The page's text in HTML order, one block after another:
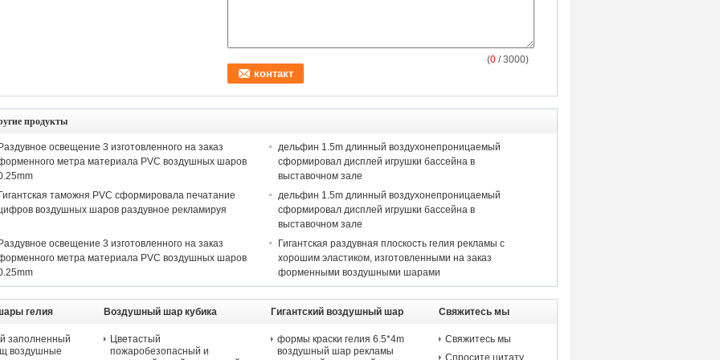
(0 / 3000)
продукты
Раздувное освещение 3 изготовленного на заказ
метра материала PVC воздушных шаров
дельфин 1.5m длинный воздухонепроницаемый
сформировал дисплей игрушки бассейна в
выставочном зале
Гигантская таможня PVC сформировала печатание
воздушных шаров раздувное рекламируя
дельфин 1.5m длинный воздухонепроницаемый
сформировал дисплей игрушки бассейна в
выставочном зале
Раздувное освещение 3 изготовленного на заказ
метра материала PVC воздушных шаров
Гигантская раздувная плоскость гелия рекламы с
хорошим эластиком, изготовленными на заказ
форменными воздушными шарами
гелия
заполненный
воздушные
Воздушный шар кубика
Цветастый
пожаробезопасный и
Гигантский воздушный шар
рекламы
формы краски гелия 6.5*4m
воздушный шар рекламы
Свяжитесь мы
Свяжитесь мы
Спросите цитату